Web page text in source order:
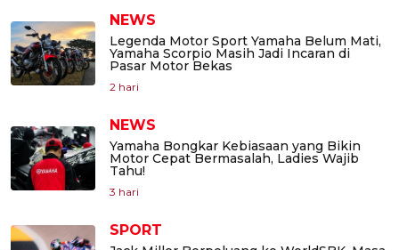
NEWS
Legenda Motor Sport Yamaha Belum Mati,
Yamaha Scorpio Masih Jadi Incaran di
Pasar Motor Bekas
2 hari
NEWS
Yamaha Bongkar Kebiasaan yang Bikin
Motor Cepat Bermasalah, Ladies Wajib
Tahu!
3 hari
SPORT